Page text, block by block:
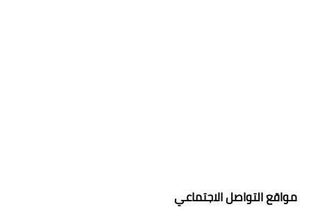
مواقع التواصل الاجتماعي